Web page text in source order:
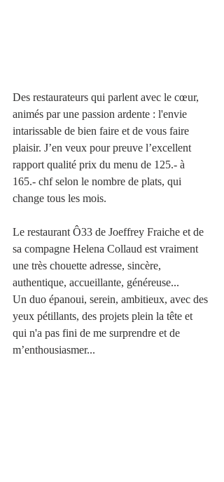
Des restaurateurs qui parlent avec le cœur,
animés par une passion ardente : l'envie
intarissable de bien faire et de vous faire
plaisir. J’en veux pour preuve l’excellent
rapport qualité prix du menu de 125.- à
165.- chf selon le nombre de plats, qui
change tous les mois.
Le restaurant Ô33 de Joeffrey Fraiche et de
sa compagne Helena Collaud est vraiment
une très chouette adresse, sincère,
authentique, accueillante, généreuse...
Un duo épanoui, serein, ambitieux, avec des
yeux pétillants, des projets plein la tête et
qui n'a pas fini de me surprendre et de
m’enthousiasmer...